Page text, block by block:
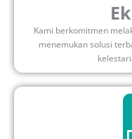
Kami berkomitmen
menemukan solusi